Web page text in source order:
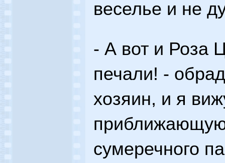
веселье и не
- А вот и Роза
печали! -
хозяин, и я
сумеречного